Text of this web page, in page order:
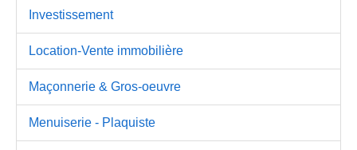
Investissement
Location-Vente immobilière
Maçonnerie & Gros-oeuvre
Menuiserie - Plaquiste